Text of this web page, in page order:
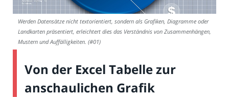
Werden Datensätze nicht textorientiert, sondern als Grafiken, Diagramme oder
Landkarten präsentiert, erleichtert dies das Verständnis von Zusammenhängen,
Mustern und Auffälligkeiten. (#01)
Von der Excel Tabelle zur
anschaulichen Grafik